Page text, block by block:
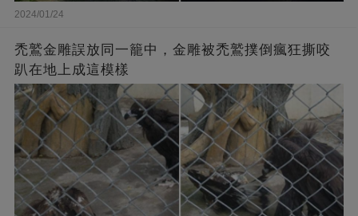
2024/01/24
禿鷲金雕誤放同一籠中，金雕被禿鷲撲倒瘋狂撕咬
趴在地上成這模樣